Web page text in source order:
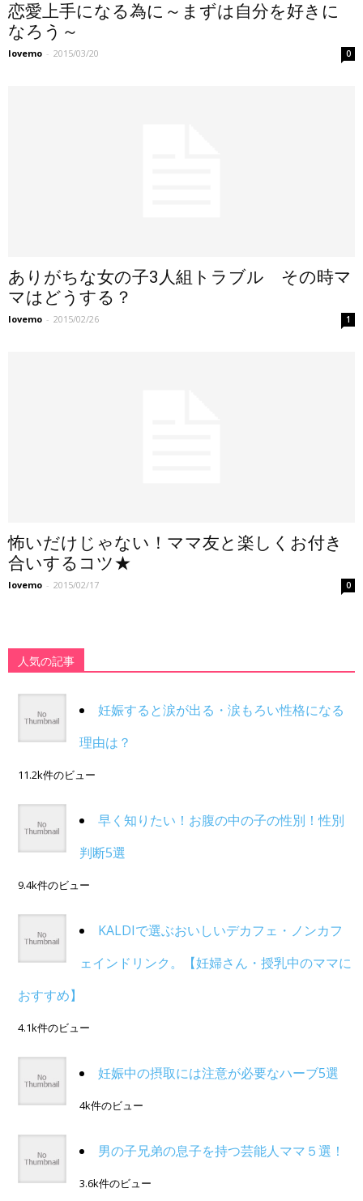
恋愛上手になる為に～まずは自分を好きに
なろう～
lovemo - 2015/03/20 0
ありがちな女の子3人組トラブル その時マ
マはどうする？
lovemo - 2015/02/26 1
怖いだけじゃない！ママ友と楽しくお付き
合いするコツ★
lovemo - 2015/02/17 0
人気の記事
妊娠すると涙が出る・涙もろい性格になる
理由は？
11.2k件のビュー
早く知りたい！お腹の中の子の性別！性別
判断5選
9.4k件のビュー
KALDIで選ぶおいしいデカフェ・ノンカフ
ェインドリンク。【妊婦さん・授乳中のママに
おすすめ】
4.1k件のビュー
妊娠中の摂取には注意が必要なハーブ5選
4k件のビュー
男の子兄弟の息子を持つ芸能人ママ５選！
3.6k件のビュー